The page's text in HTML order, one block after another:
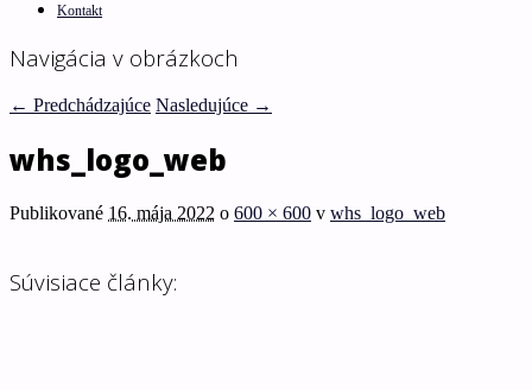
Kontakt
Navigácia v obrázkoch
← Predchádzajúce Nasledujúce →
whs_logo_web
Publikované 16. mája 2022 o 600 × 600 v whs_logo_web
Súvisiace články: